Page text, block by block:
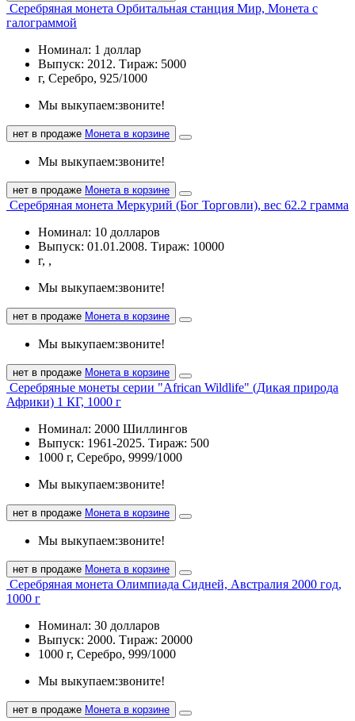
Серебряная монета Орбитальная станция Мир, Монета с
галограммой
Номинал: 1 доллар
Выпуск: 2012. Тираж: 5000
г, Серебро, 925/1000
Мы выкупаем:звоните!
нет в продаже Монета в корзине
Мы выкупаем:звоните!
нет в продаже Монета в корзине
Серебряная монета Меркурий (Бог Торговли), вес 62.2 грамма
Номинал: 10 долларов
Выпуск: 01.01.2008. Тираж: 10000
г, ,
Мы выкупаем:звоните!
нет в продаже Монета в корзине
Мы выкупаем:звоните!
нет в продаже Монета в корзине
Серебряные монеты серии "African Wildlife" (Дикая природа
Африки) 1 КГ, 1000 г
Номинал: 2000 Шиллингов
Выпуск: 1961-2025. Тираж: 500
1000 г, Серебро, 9999/1000
Мы выкупаем:звоните!
нет в продаже Монета в корзине
Мы выкупаем:звоните!
нет в продаже Монета в корзине
Серебряная монета Олимпиада Сидней, Австралия 2000 год,
1000 г
Номинал: 30 долларов
Выпуск: 2000. Тираж: 20000
1000 г, Серебро, 999/1000
Мы выкупаем:звоните!
нет в продаже Монета в корзине